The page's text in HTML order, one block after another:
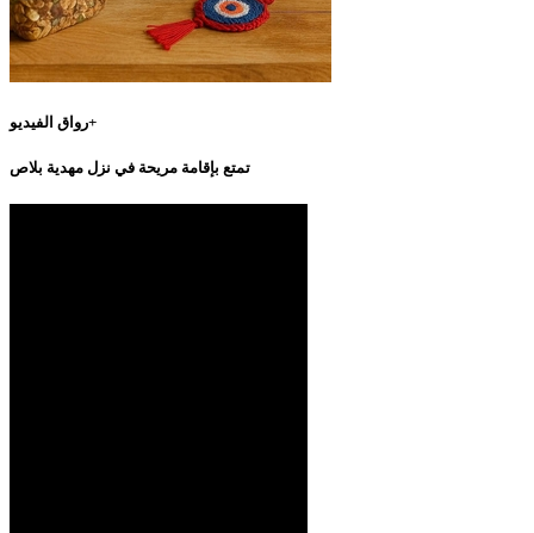
رواق الفيديو+
تمتع بإقامة مريحة في نزل مهدية بلاص